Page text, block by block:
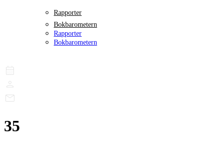
Rapporter
Bokbarometern
Rapporter
Bokbarometern
35